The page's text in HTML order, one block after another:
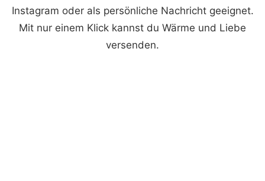
Instagram oder als persönliche Nachricht geeignet.
Mit nur einem Klick kannst du Wärme und Liebe
versenden.